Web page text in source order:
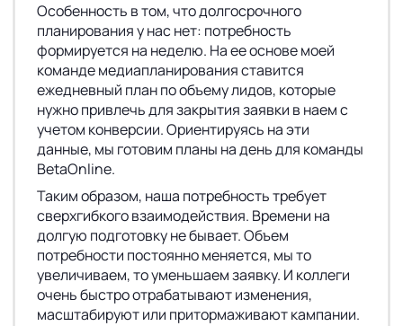
Особенность в том, что долгосрочного
планирования у нас нет: потребность
формируется на неделю. На ее основе моей
команде медиапланирования ставится
ежедневный план по объему лидов, которые
нужно привлечь для закрытия заявки в наем с
учетом конверсии. Ориентируясь на эти
данные, мы готовим планы на день для команды
BetaOnline.
Таким образом, наша потребность требует
сверхгибкого взаимодействия. Времени на
долгую подготовку не бывает. Объем
потребности постоянно меняется, мы то
увеличиваем, то уменьшаем заявку. И коллеги
очень быстро отрабатывают изменения,
масштабируют или притормаживают кампании.